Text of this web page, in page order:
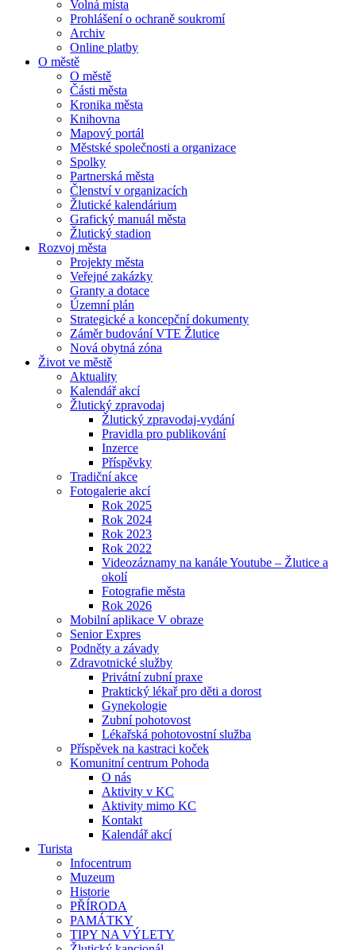
Volná místa
Prohlášení o ochraně soukromí
Archiv
Online platby
O městě
O městě
Části města
Kronika města
Knihovna
Mapový portál
Městské společnosti a organizace
Spolky
Partnerská města
Členství v organizacích
Žlutické kalendárium
Grafický manuál města
Žlutický stadion
Rozvoj města
Projekty města
Veřejné zakázky
Granty a dotace
Územní plán
Strategické a koncepční dokumenty
Záměr budování VTE Žlutice
Nová obytná zóna
Život ve městě
Aktuality
Kalendář akcí
Žlutický zpravodaj
Žlutický zpravodaj-vydání
Pravidla pro publikování
Inzerce
Příspěvky
Tradiční akce
Fotogalerie akcí
Rok 2025
Rok 2024
Rok 2023
Rok 2022
Videozáznamy na kanále Youtube – Žlutice a
okolí
Fotografie města
Rok 2026
Mobilní aplikace V obraze
Senior Expres
Podněty a závady
Zdravotnické služby
Privátní zubní praxe
Praktický lékař pro děti a dorost
Gynekologie
Zubní pohotovost
Lékařská pohotovostní služba
Příspěvek na kastraci koček
Komunitní centrum Pohoda
O nás
Aktivity v KC
Aktivity mimo KC
Kontakt
Kalendář akcí
Turista
Infocentrum
Muzeum
Historie
PŘÍRODA
PAMÁTKY
TIPY NA VÝLETY